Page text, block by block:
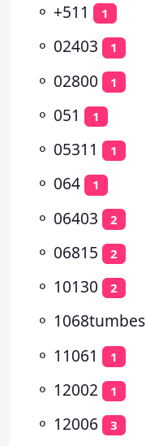
⚬ +511 1
⚬ 02403 1
⚬ 02800 1
⚬ 051 1
⚬ 05311 1
⚬ 064 1
⚬ 06403 2
⚬ 06815 2
⚬ 10130 2
⚬ 1068tumbes
⚬ 11061 1
⚬ 12002 1
⚬ 12006 3